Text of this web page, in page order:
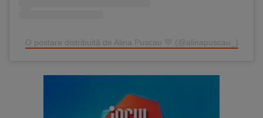
O postare distribuită de Alina Puscau 💚 (@alinapuscau_)